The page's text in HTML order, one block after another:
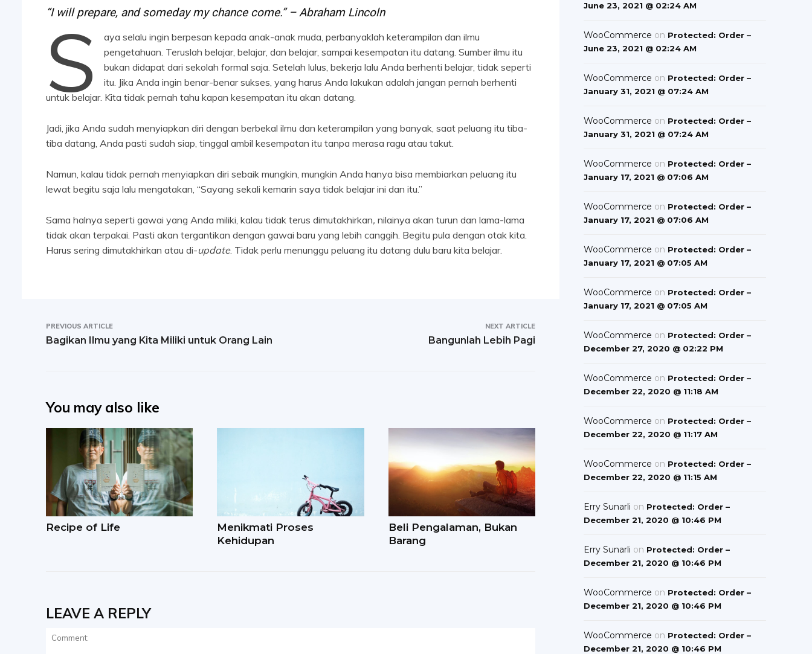
“I will prepare, and someday my chance come.” – Abraham Lincoln
S
aya selalu ingin berpesan kepada anak-anak muda, perbanyaklah keterampilan dan ilmu
pengetahuan. Teruslah belajar, belajar, dan belajar, sampai kesempatan itu datang. Sumber ilmu itu
bukan didapat dari sekolah formal saja. Setelah lulus, bekerja lalu Anda berhenti belajar, tidak seperti
itu. Jika Anda ingin benar-benar sukses, yang harus Anda lakukan adalah jangan pernah berhenti
untuk belajar. Kita tidak pernah tahu kapan kesempatan itu akan datang.
Jadi, jika Anda sudah menyiapkan diri dengan berbekal ilmu dan keterampilan yang banyak, saat peluang itu tiba-
tiba datang, Anda pasti sudah siap, tinggal ambil kesempatan itu tanpa merasa ragu atau takut.
Namun, kalau tidak pernah menyiapkan diri sebaik mungkin, mungkin Anda hanya bisa membiarkan peluang itu
lewat begitu saja lalu mengatakan, “Sayang sekali kemarin saya tidak belajar ini dan itu.”
Sama halnya seperti gawai yang Anda miliki, kalau tidak terus dimutakhirkan, nilainya akan turun dan lama-lama
tidak akan terpakai. Pasti akan tergantikan dengan gawai baru yang lebih canggih. Begitu pula dengan otak kita.
Harus sering dimutakhirkan atau di-update. Tidak perlu menunggu peluang itu datang dulu baru kita belajar.
PREVIOUS ARTICLE
Bagikan Ilmu yang Kita Miliki untuk Orang Lain
NEXT ARTICLE
Bangunlah Lebih Pagi
You may also like
Recipe of Life
Menikmati Proses
Kehidupan
Beli Pengalaman, Bukan
Barang
LEAVE A REPLY
June 23, 2021 @ 02:24 AM
WooCommerce on Protected: Order –
June 23, 2021 @ 02:24 AM
WooCommerce on Protected: Order –
January 31, 2021 @ 07:24 AM
WooCommerce on Protected: Order –
January 31, 2021 @ 07:24 AM
WooCommerce on Protected: Order –
January 17, 2021 @ 07:06 AM
WooCommerce on Protected: Order –
January 17, 2021 @ 07:06 AM
WooCommerce on Protected: Order –
January 17, 2021 @ 07:05 AM
WooCommerce on Protected: Order –
January 17, 2021 @ 07:05 AM
WooCommerce on Protected: Order –
December 27, 2020 @ 02:22 PM
WooCommerce on Protected: Order –
December 22, 2020 @ 11:18 AM
WooCommerce on Protected: Order –
December 22, 2020 @ 11:17 AM
WooCommerce on Protected: Order –
December 22, 2020 @ 11:15 AM
Erry Sunarli on Protected: Order –
December 21, 2020 @ 10:46 PM
Erry Sunarli on Protected: Order –
December 21, 2020 @ 10:46 PM
WooCommerce on Protected: Order –
December 21, 2020 @ 10:46 PM
WooCommerce on Protected: Order –
December 21, 2020 @ 10:46 PM